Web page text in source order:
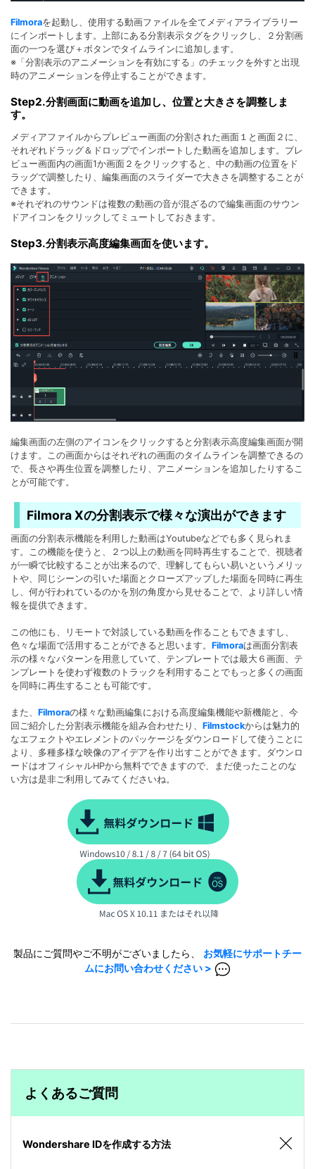
Filmoraを起動し、使用する動画ファイルを全てメディアライブラリー
にインポートします。上部にある分割表示タグをクリックし、２分割画
面の一つを選び＋ボタンでタイムラインに追加します。
※「分割表示のアニメーションを有効にする」のチェックを外すと出現
時のアニメーションを停止することができます。
Step2.分割画面に動画を追加し、位置と大きさを調整しま
す。
メディアファイルからプレビュー画面の分割された画面１と画面２に、
それぞれドラッグ＆ドロップでインポートした動画を追加します。プレ
ビュー画面内の画面1か画面２をクリックすると、中の動画の位置をド
ラッグで調整したり、編集画面のスライダーで大きさを調整することが
できます。
※それぞれのサウンドは複数の動画の音が混ざるので編集画面のサウン
ドアイコンをクリックしてミュートしておきます。
Step3.分割表示高度編集画面を使います。
編集画面の左側のアイコンをクリックすると分割表示高度編集画面が開
けます。この画面からはそれぞれの画面のタイムラインを調整できるの
で、長さや再生位置を調整したり、アニメーションを追加したりするこ
とが可能です。
Filmora Xの分割表示で様々な演出ができます
画面の分割表示機能を利用した動画はYoutubeなどでも多く見られま
す。この機能を使うと、２つ以上の動画を同時再生することで、視聴者
が一瞬で比較することが出来るので、理解してもらい易いというメリッ
トや、同じシーンの引いた場面とクローズアップした場面を同時に再生
し、何が行われているのかを別の角度から見せることで、より詳しい情
報を提供できます。
この他にも、リモートで対談している動画を作ることもできますし、
色々な場面で活用することができると思います。 Filmoraは画面分割表
示の様々なパターンを用意していて、テンプレートでは最大６画面、テ
ンプレートを使わず複数のトラックを利用することでもっと多くの画面
を同時に再生することも可能です。
また、 Filmoraの様々な動画編集における高度編集機能や新機能と、今
回ご紹介した分割表示機能を組み合わせたり、 Filmstockからは魅力的
なエフェクトやエレメントのパッケージをダウンロードして使うことに
より、多種多様な映像のアイデアを作り出すことができます。ダウンロ
ードはオフィシャルHPから無料でできますので、まだ使ったことのな
い方は是非ご利用してみてくださいね。
製品にご質問やご不明がございましたら、 お気軽にサポートチー
ムにお問い合わせください >
よくあるご質問
Wondershare IDを作成する方法